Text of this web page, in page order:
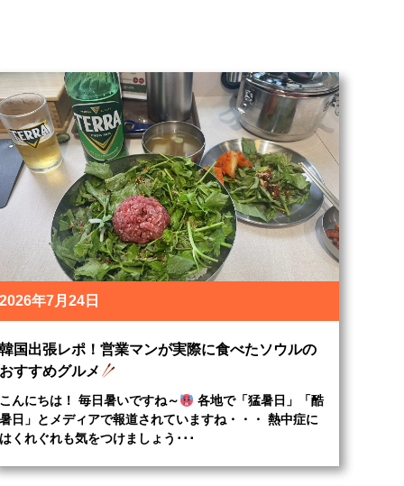
2026年7月24日
韓国出張レポ！営業マンが実際に食べたソウルの
おすすめグルメ
こんにちは！ 毎日暑いですね～
各地で「猛暑日」「酷
暑日」とメディアで報道されていますね・・・ 熱中症に
はくれぐれも気をつけましょう･･･